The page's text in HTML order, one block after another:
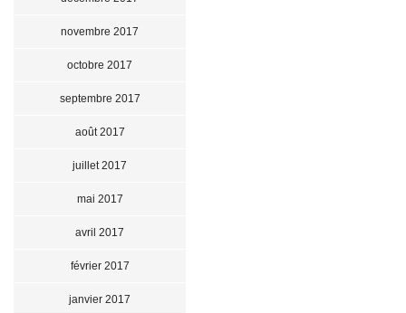
novembre 2017
octobre 2017
septembre 2017
août 2017
juillet 2017
mai 2017
avril 2017
février 2017
janvier 2017